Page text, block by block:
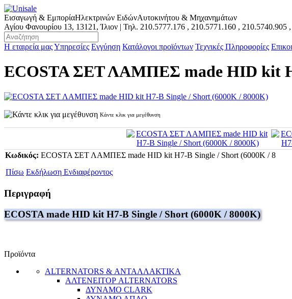
Εισαγωγή & ΕμπορίαΗλεκτρινών ΕιδώνΑυτοκινήτου & Μηχανημάτων
Αγίου Φανουρίου 13, 13121, Ίλιον | Τηλ. 210.5777.176 , 210.5771.160 , 210.5740.905 ,
Η εταιρεία μαςΥπηρεσίες Εγγύηση Κατάλογοι προϊόντων Τεχνικές Πληροφορίες
ECOSTA ΣΕΤ ΛΑΜΠΕΣ made HID kit
Κάντε κλικ για μεγέθυνση
Κωδικός: ECOSTA ΣΕΤ ΛΑΜΠΕΣ made HID kit H7-B Single / Short (6000K / 8
Πίσω Εκδήλωση Ενδιαφέροντος
Περιγραφή
ECOSTA made HID kit H7-B Single / Short (6000K / 8000K)
Προϊόντα
ALTERNATORS & ΑΝΤΑΛΛΑΚΤΙΚΑ
ΑΛΤΕΝΕΙΤΟΡ ALTERNATORS
ΔΥΝΑΜΟ CLARK